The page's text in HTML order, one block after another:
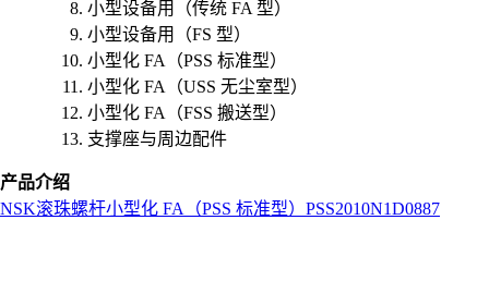
小型设备用（传统 FA 型）
小型设备用（FS 型）
小型化 FA（PSS 标准型）
小型化 FA（USS 无尘室型）
小型化 FA（FSS 搬送型）
支撑座与周边配件
产品介绍
NSK滚珠螺杆小型化 FA（PSS 标准型） PSS2010N1D0887